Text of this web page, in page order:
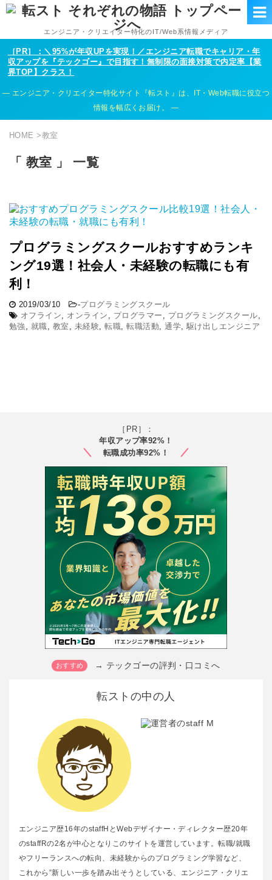
エンジニア・クリエイター特化のIT/Web系情報メディア
［PR］：＼95%が年収UPを実現！／エンジニア転職でキャリア・年
収アップを『テックゴー』で目指す！無制限の面接対策で内定率【業
界TOP】クラス！
エンジニア・クリエイター特化サイト『転スト』は、IT・Web転職に役立つ
情報を幅広くお届け。
HOME >教室
「 教室 」 一覧
プログラミングスクールおすすめランキ
ング19選！社会人・未経験の転職にも有
利！
2019/03/10 -プログラミングスクール
オフライン, オンライン , プログラマー , プログラミングスクール,
勉強 , 就職, 教室 , 未経験,転職,転職活動,通学, 駆け出しエンジニア
［PR］：
年収アップ率92%！
転職成功率92%！
→ テックゴーの評判・口コミへ
転ストの中の人
エンジニア歴16年のstaffHとWebデザイナー・ディレクター歴20年
のstaffRの2名が中心となりこのサイトを運営しています。転職/就職
やフリーランスへの転向、未経験からのプログラミング学習など、
これから”新しい一歩を踏み出そうとしている、エンジニア・クリエ